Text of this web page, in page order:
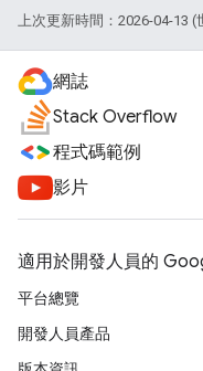
上次更新時間：2026-04-13 (
網誌
Stack Overflow
程式碼範例
影片
適用於開發人員的
平台總覽
開發人員產品